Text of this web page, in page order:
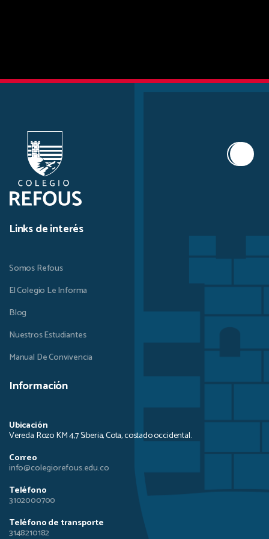
Links de interés
Somos Refous
El Colegio Le Informa
Blog
Nuestros Estudiantes
Manual De Convivencia
Información
Ubicación
Vereda Rozo KM 4,7 Siberia, Cota, costado occidental.
Correo
info@colegiorefous.edu.co
Teléfono
3102000700
Teléfono de transporte
3148210182